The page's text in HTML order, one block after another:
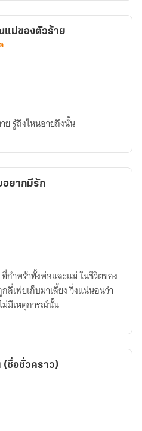
แม่ของตัวร้าย
ย รู้ถึงไหนอายถึงนั้น
อยากมีรัก
กำพร้าทั้งพ่อและแม่ ในชีวิตของ
มีเหตุการณ์นั้น
(ชื่อชั่วคราว)